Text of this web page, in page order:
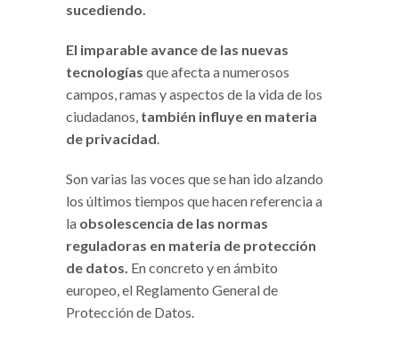
sucediendo.
El imparable avance de las nuevas
tecnologías que afecta a numerosos
campos, ramas y aspectos de la vida de los
ciudadanos, también influye en materia
de privacidad.
Son varias las voces que se han ido alzando
los últimos tiempos que hacen referencia a
la obsolescencia de las normas
reguladoras en materia de protección
de datos. En concreto y en ámbito
europeo, el Reglamento General de
Protección de Datos.